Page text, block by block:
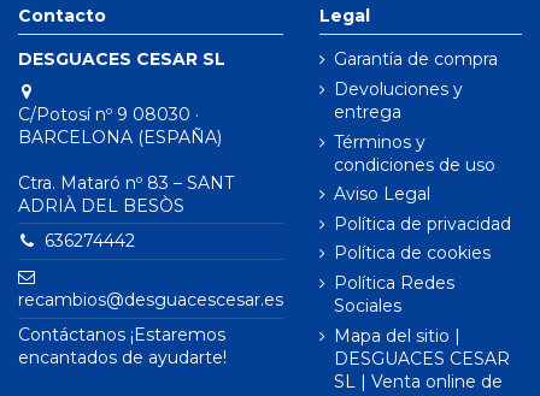
Contacto
DESGUACES CESAR SL
C/Potosí nº 9 08030 ·
BARCELONA (ESPAÑA)
Ctra. Mataró nº 83 – SANT
ADRIÀ DEL BESÒS
636274442
recambios@desguacescesar.es
Contáctanos ¡Estaremos
encantados de ayudarte!
Legal
Garantía de compra
Devoluciones y
entrega
Términos y
condiciones de uso
Aviso Legal
Política de privacidad
Política de cookies
Política Redes
Sociales
Mapa del sitio |
DESGUACES CESAR
SL | Venta online de